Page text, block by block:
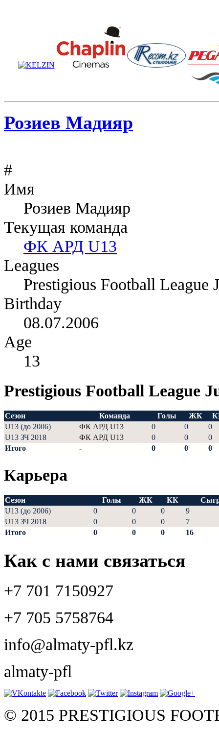
Розиев Мадияр
#
Имя
Розиев Мадияр
Текущая команда
ФК АРД U13
Leagues
Prestigious Football League
Birthday
08.07.2006
Age
13
Prestigious Football League
Сезон Команда Голы ЖК
U13 (до 2006)
ФК АРД U13 0 0
0
U13 ЗЧ 2018
ФК АРД U13 0 0
0
Итого
- 0 0 0
Карьера
Сезон Голы ЖК КК
U13 (до 2006)
0 0 0
9
U13 ЗЧ 2018
0 0 0
7
Итого
0 0 0 16
Как с нами связаться
+7 701 7150927
+7 705 5758764
info@almaty-pfl.kz
almaty-pfl
© 2015 PRESTIGIOUS